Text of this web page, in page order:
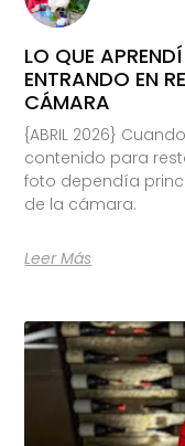
LO QUE
ENTRANDO EN
CÁMARA
{ABRIL 2026}
contenido para
foto dependía
de la cámara.
Leer Más